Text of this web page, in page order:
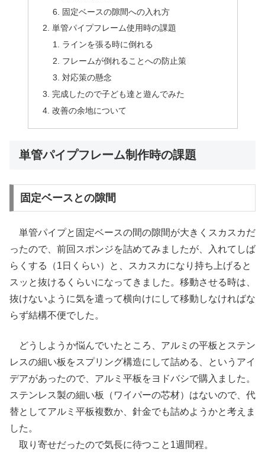
固定ベースの隙間への入れ方
単管パイプフレーム使用時の課題
ラインを張る時に倒れる
フレームが倒れることへの防止策
対応策の懸念
完成したので子ども達と遊んでみた
改善の余地について
単管パイプフレーム制作時の課題
固定ベースとの隙間
単管パイプと固定ベースの間の隙間が大きくスカスカだ
ったので、前回スポンジを詰めてみましたが、入れてしば
らくする（1日くらい）と、スカスカになり持ち上げると
スッと抜けるくらいになってきました。移動させる時は、
抜けないように気を遣って横向けにして移動しなければな
らず結構不便でした。
どうしようか悩んでいたところ、アルミの平板とステン
レスの細い板をスプリング構造にして詰める、というアイ
デアがあったので、アルミ平板をヨドバシで購入ました。
ステンレス製の細い板（ワイパーの芯材）はないので、代
替としてアルミ平板複数か、針金でも詰めようかと考えま
した。
取り寄せだったので気長に待つこと1週間程。